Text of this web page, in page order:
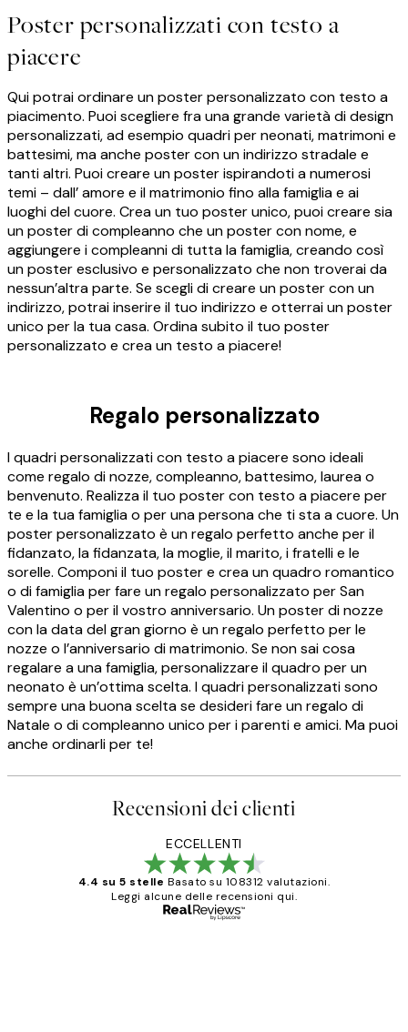
Poster personalizzati con testo a
piacere
Qui potrai ordinare un poster personalizzato con testo a
piacimento. Puoi scegliere fra una grande varietà di design
personalizzati, ad esempio quadri per neonati, matrimoni e
battesimi, ma anche poster con un indirizzo stradale e
tanti altri. Puoi creare un poster ispirandoti a numerosi
temi – dall’ amore e il matrimonio fino alla famiglia e ai
luoghi del cuore. Crea un tuo poster unico, puoi creare sia
un poster di compleanno che un poster con nome, e
aggiungere i compleanni di tutta la famiglia, creando così
un poster esclusivo e personalizzato che non troverai da
nessun’altra parte. Se scegli di creare un poster con un
indirizzo, potrai inserire il tuo indirizzo e otterrai un poster
unico per la tua casa. Ordina subito il tuo poster
personalizzato e crea un testo a piacere!
Regalo personalizzato
I quadri personalizzati con testo a piacere sono ideali
come regalo di nozze, compleanno, battesimo, laurea o
benvenuto. Realizza il tuo poster con testo a piacere per
te e la tua famiglia o per una persona che ti sta a cuore. Un
poster personalizzato è un regalo perfetto anche per il
fidanzato, la fidanzata, la moglie, il marito, i fratelli e le
sorelle. Componi il tuo poster e crea un quadro romantico
o di famiglia per fare un regalo personalizzato per San
Valentino o per il vostro anniversario. Un poster di nozze
con la data del gran giorno è un regalo perfetto per le
nozze o l’anniversario di matrimonio. Se non sai cosa
regalare a una famiglia, personalizzare il quadro per un
neonato è un’ottima scelta. I quadri personalizzati sono
sempre una buona scelta se desideri fare un regalo di
Natale o di compleanno unico per i parenti e amici. Ma puoi
anche ordinarli per te!
Recensioni dei clienti
ECCELLENTI
4.4 su 5 stelle Basato su 108312 valutazioni.
Leggi alcune delle recensioni qui.